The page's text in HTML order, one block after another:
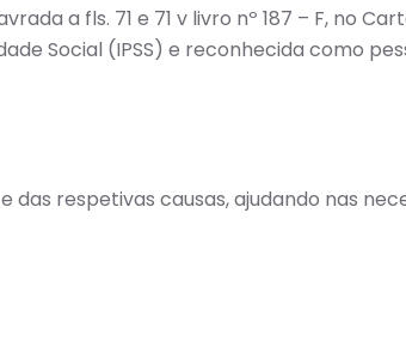
a fls. 71 e 71 v livro nº 187 – F, no
Social (IPSS) e reconhecida como
respetivas causas, ajudando nas